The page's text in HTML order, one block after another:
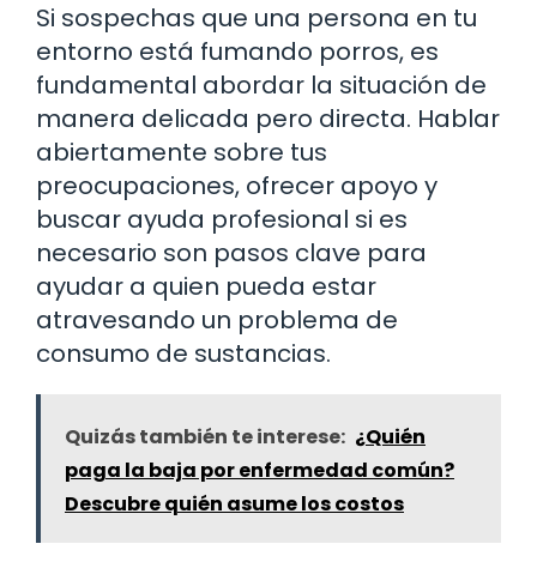
Si sospechas que una persona en tu
entorno está fumando porros, es
fundamental abordar la situación de
manera delicada pero directa. Hablar
abiertamente sobre tus
preocupaciones, ofrecer apoyo y
buscar ayuda profesional si es
necesario son pasos clave para
ayudar a quien pueda estar
atravesando un problema de
consumo de sustancias.
Quizás también te interese: ¿Quién
paga la baja por enfermedad común?
Descubre quién asume los costos